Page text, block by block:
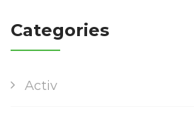
Categories
Activ